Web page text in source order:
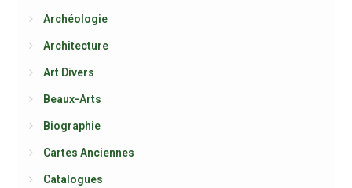
Archéologie
Architecture
Art Divers
Beaux-Arts
Biographie
Cartes Anciennes
Catalogues